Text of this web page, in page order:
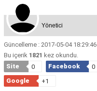
Yönetici
Güncelleme : 2017-05-04 18:29:46
Bu içerik 1821 kez okundu.
Site
0 Facebook 0
Google
+1